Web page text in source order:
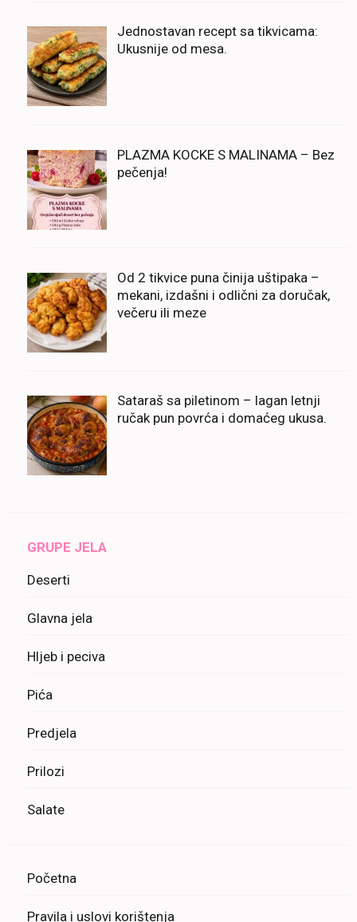
Jednostavan recept sa tikvicama:
Ukusnije od mesa.
PLAZMA KOCKE S MALINAMA – Bez
pečenja!
Od 2 tikvice puna činija uštipaka –
mekani, izdašni i odlični za doručak,
večeru ili meze
Sataraš sa piletinom – lagan letnji
ručak pun povrća i domaćeg ukusa.
GRUPE JELA
Deserti
Glavna jela
Hljeb i peciva
Pića
Predjela
Prilozi
Salate
Početna
Pravila i uslovi korištenja